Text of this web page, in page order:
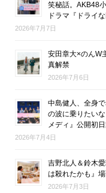
笑秘話。AKB48
ドラマ『ドライ
2026年7月7日
安田章大×のんW
真解禁
2026年7月6日
中島健人、全身
の波に乗りたい
メディ』公開初
2026年7月4日
吉野北人＆鈴木
は殺れたかも』
2026年7月3日